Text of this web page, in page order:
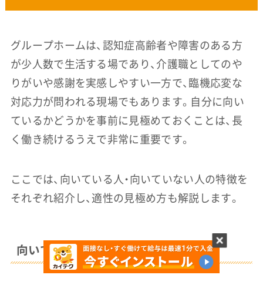
グループホームは、認知症高齢者や障害のある方
が少人数で生活する場であり、介護職としてのや
りがいや感謝を実感しやすい一方で、臨機応変な
対応力が問われる現場でもあります。自分に向い
ているかどうかを事前に見極めておくことは、長
く働き続けるうえで非常に重要です。
ここでは、向いている人・向いていない人の特徴を
それぞれ紹介し、適性の見極め方も解説します。
向いている人の特徴